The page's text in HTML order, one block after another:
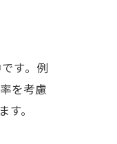
す。例
を考慮
。